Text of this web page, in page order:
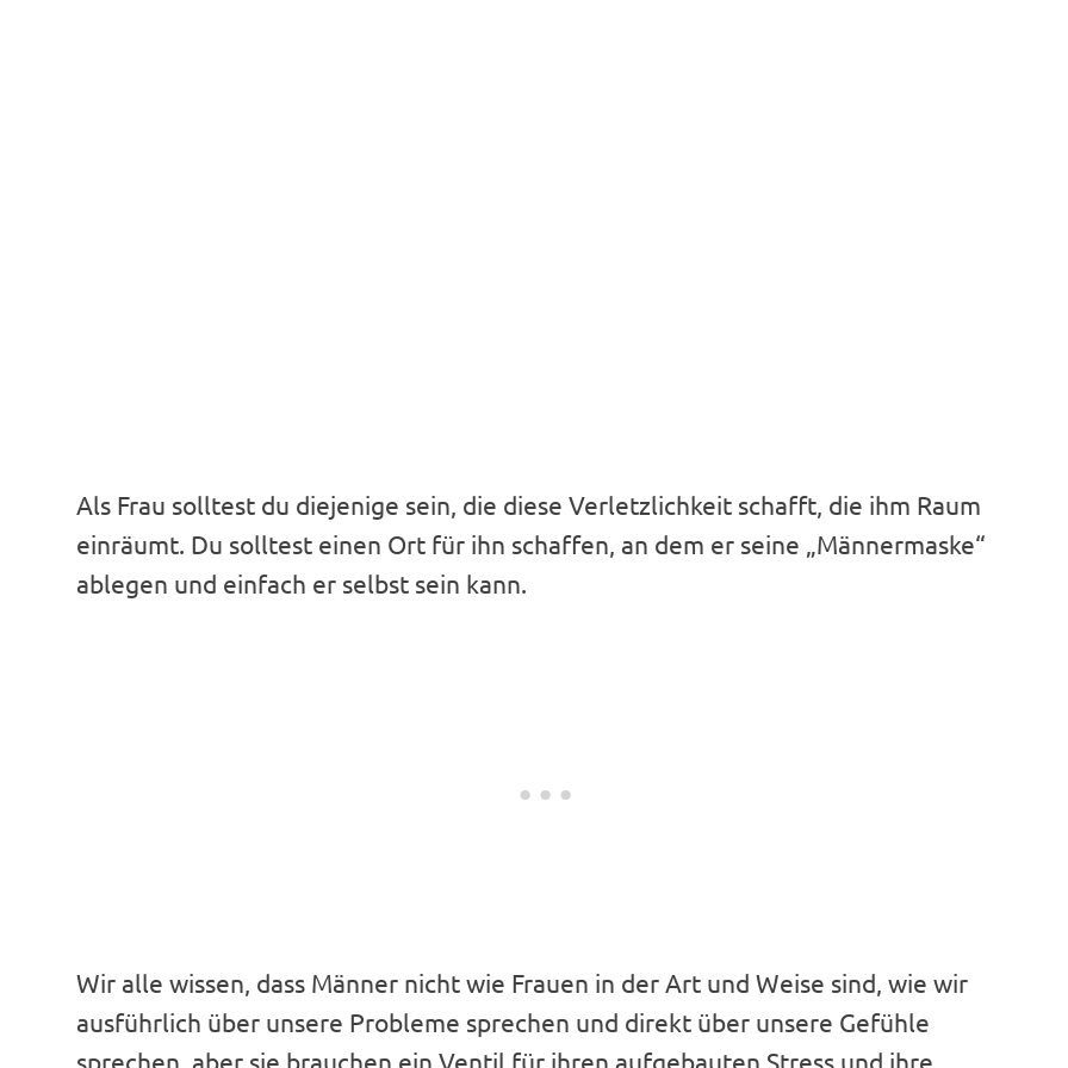
Als Frau solltest du diejenige sein, die diese Verletzlichkeit schafft, die ihm Raum
einräumt. Du solltest einen Ort für ihn schaffen, an dem er seine „Männermaske“
ablegen und einfach er selbst sein kann.
Wir alle wissen, dass Männer nicht wie Frauen in der Art und Weise sind, wie wir
ausführlich über unsere Probleme sprechen und direkt über unsere Gefühle
sprechen, aber sie brauchen ein Ventil für ihren aufgebauten Stress und ihre